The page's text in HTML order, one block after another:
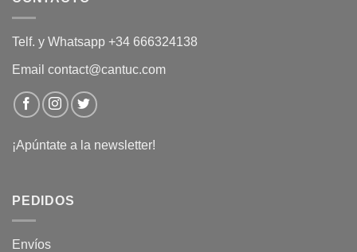
Telf. y Whatsapp +34 666324138
Email contact@cantuc.com
¡Apúntate a la newsletter!
PEDIDOS
Envíos